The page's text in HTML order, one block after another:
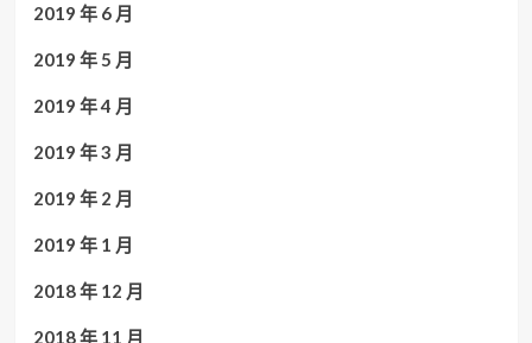
2019 年 6 月
2019 年 5 月
2019 年 4 月
2019 年 3 月
2019 年 2 月
2019 年 1 月
2018 年 12 月
2018 年 11 月